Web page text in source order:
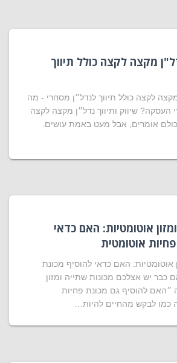
מקצה לקצה כולל תיווך
מקצה לקצה כולל תיווך לנדל״ן מסחרי - מה
שיווק ותיווך נדל״ן מקצה לקצה
אומרים, אבל מעט באמת עושים.
אוטומטיות: האם כדאי
אוטומטית
אוטומטיות: האם כדאי להוסיף מכונת
כבר יש אצלכם מכונות שתייה ומזון
״האם להוסיף גם מכונת פחיות
כמו לבקש מהחיים להיות…